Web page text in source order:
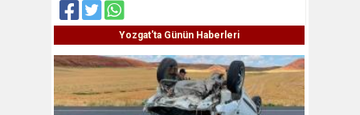
Yozgat'ta Günün Haberleri